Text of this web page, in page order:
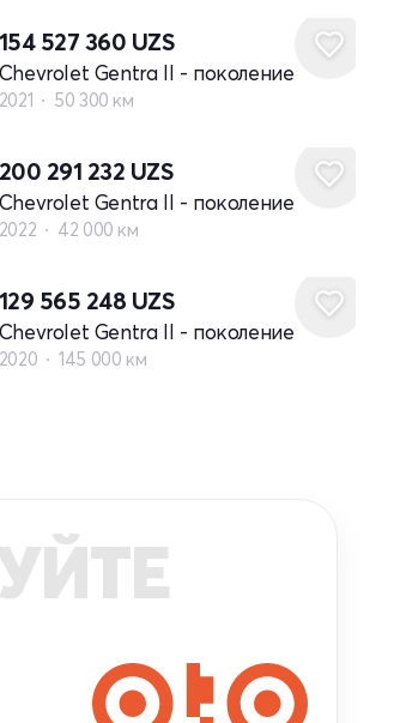
154 527 360 UZS
Chevrolet Gentra II - поколение
2021 50 300 км
200 291 232 UZS
Chevrolet Gentra II - поколение
2022 42 000 км
129 565 248 UZS
Chevrolet Gentra II - поколение
2020 145 000 км